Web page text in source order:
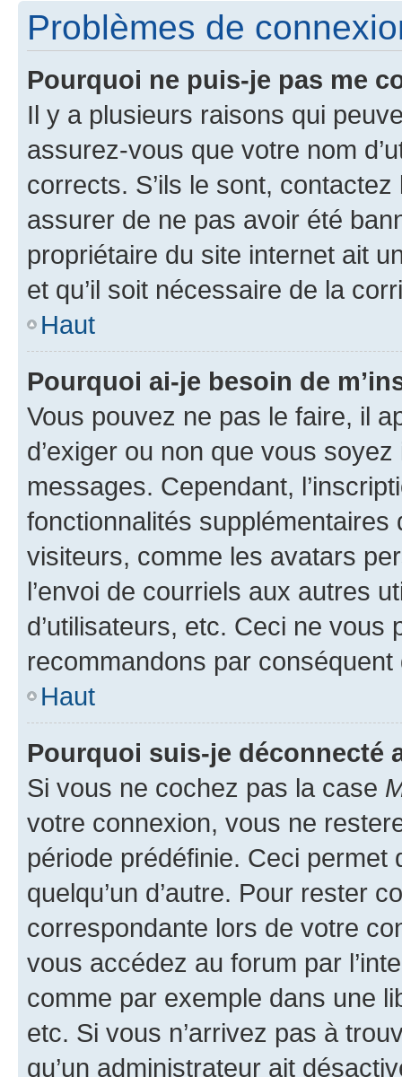
Problèmes de
Pourquoi ne puis-je pas me
Il y a plusieurs raisons qui
assurez-vous que votre nom
corrects. S’ils le sont,
assurer de ne pas avoir été
propriétaire du site internet ait
et qu’il soit nécessaire de la
Haut
Pourquoi ai-je besoin de
Vous pouvez ne pas le faire, il
d’exiger ou non que vous
messages. Cependant,
fonctionnalités
visiteurs, comme les avatars
l’envoi de courriels aux autres
d’utilisateurs, etc. Ceci ne vous
recommandons par conséquent
Haut
Pourquoi suis-je déconnecté
Si vous ne cochez pas la case
votre connexion, vous ne
période prédéfinie. Ceci permet
quelqu’un d’autre. Pour rester
correspondante lors de votre
vous accédez au forum par
comme par exemple dans une
etc. Si vous n’arrivez pas à
qu’un administrateur ait